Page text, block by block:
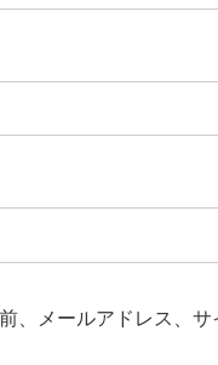
、メールアドレス、サ